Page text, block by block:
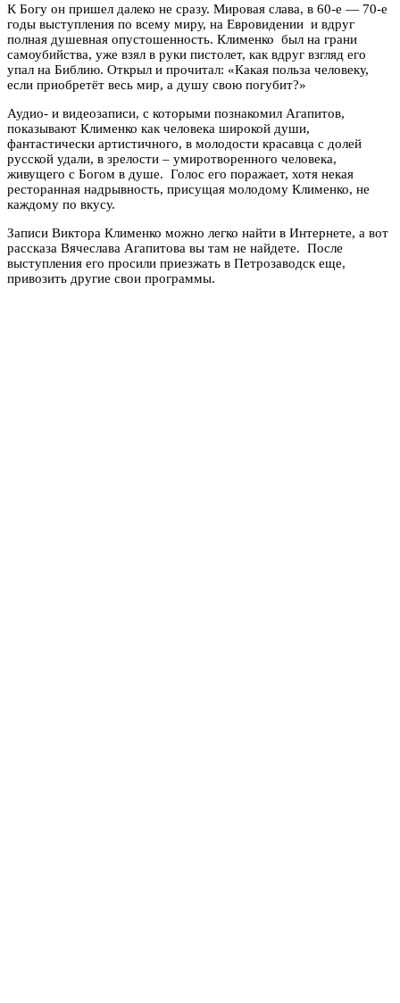
К Богу он пришел далеко не сразу. Мировая слава, в 60-е — 70-е
годы выступления по всему миру, на Евровидении и вдруг
полная душевная опустошенность. Клименко был на грани
самоубийства, уже взял в руки пистолет, как вдруг взгляд его
упал на Библию. Открыл и прочитал: «Какая польза человеку,
если приобретёт весь мир, а душу свою погубит?»
Аудио- и видеозаписи, с которыми познакомил Агапитов,
показывают Клименко как человека широкой души,
фантастически артистичного, в молодости красавца с долей
русской удали, в зрелости – умиротворенного человека,
живущего с Богом в душе. Голос его поражает, хотя некая
ресторанная надрывность, присущая молодому Клименко, не
каждому по вкусу.
Записи Виктора Клименко можно легко найти в Интернете, а вот
рассказа Вячеслава Агапитова вы там не найдете. После
выступления его просили приезжать в Петрозаводск еще,
привозить другие свои программы.